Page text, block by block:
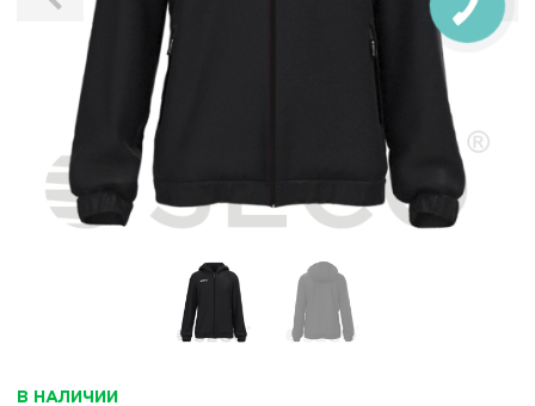
В НАЛИЧИИ